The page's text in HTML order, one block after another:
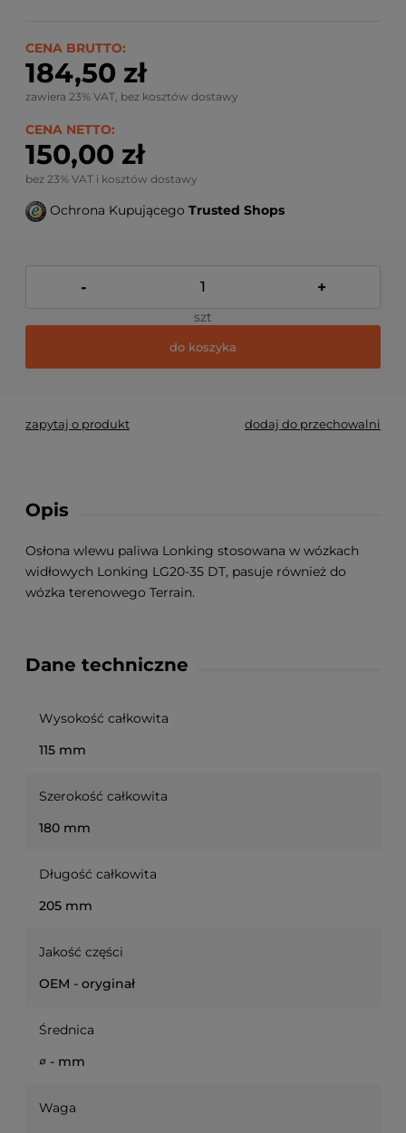
CENA BRUTTO:
184,50 zł
zawiera 23% VAT, bez kosztów dostawy
CENA NETTO:
150,00 zł
bez 23% VAT i kosztów dostawy
Ochrona Kupującego Trusted Shops
- +
szt
do koszyka
zapytaj o produkt dodaj do przechowalni
Opis
Osłona wlewu paliwa Lonking stosowana w wózkach
widłowych Lonking LG20-35 DT, pasuje również do
wózka terenowego Terrain.
Dane techniczne
Wysokość całkowita
115 mm
Szerokość całkowita
180 mm
Długość całkowita
205 mm
Jakość części
OEM - oryginał
Średnica
∅ - mm
Waga